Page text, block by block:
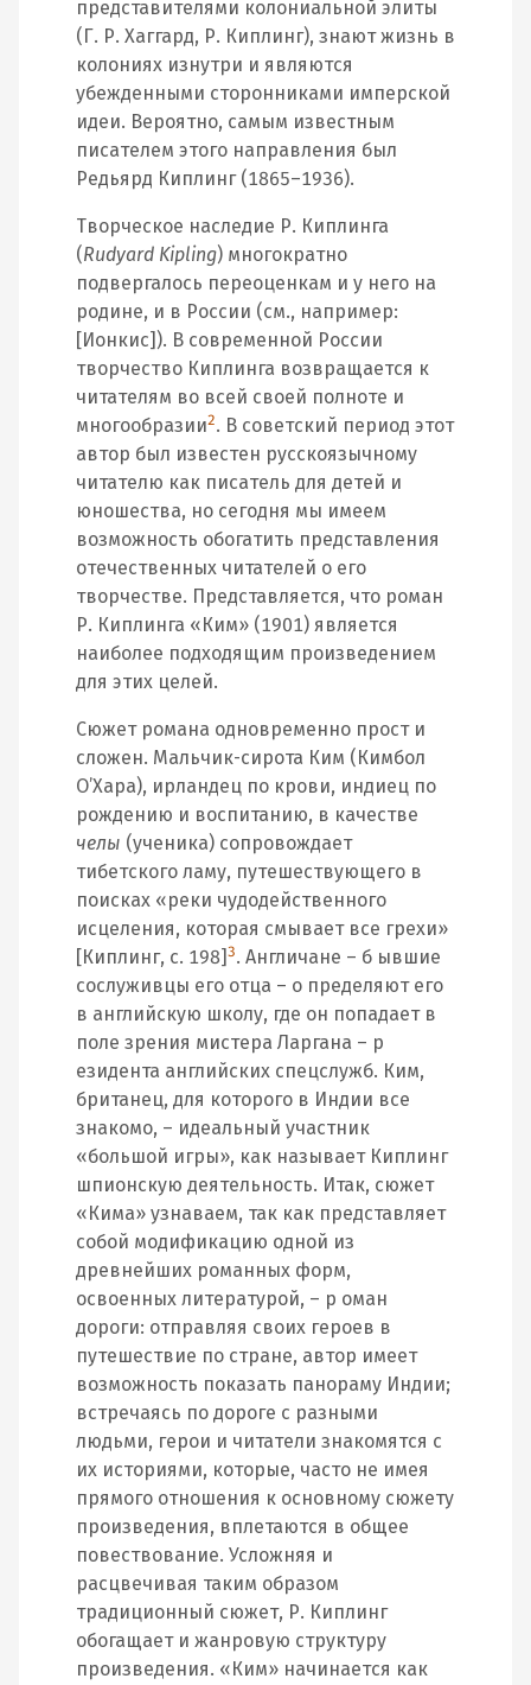
представителями колониальной элиты
(Г. Р. Хаггард, Р. Киплинг), знают жизнь в
колониях изнутри и являются
убежденными сторонниками имперской
идеи. Вероятно, самым известным
писателем этого направления был
Редьярд Киплинг (1865–1936).
Творческое наследие Р. Киплинга
(Rudyard Kipling) многократно
подвергалось переоценкам и у него на
родине, и в России (см., например:
[Ионкис]). В современной России
творчество Киплинга возвращается к
читателям во всей своей полноте и
многообразии2. В советский период этот
автор был известен русскоязычному
читателю как писатель для детей и
юношества, но сегодня мы имеем
возможность обогатить представления
отечественных читателей о его
творчестве. Представляется, что роман
Р. Киплинга «Ким» (1901) является
наиболее подходящим произведением
для этих целей.
Сюжет романа одновременно прост и
сложен. Мальчик‐сирота Ким (Кимбол
О’Хара), ирландец по крови, индиец по
рождению и воспитанию, в качестве
челы (ученика) сопровождает
тибетского ламу, путешествующего в
поисках «реки чудодейственного
исцеления, которая смывает все грехи»
[Киплинг, с. 198] 3. Англичане – б ывшие
сослуживцы его отца – о пределяют его
в английскую школу, где он попадает в
поле зрения мистера Ларгана – р
езидента английских спецслужб. Ким,
британец, для которого в Индии все
знакомо, – идеальный участник
«большой игры», как называет Киплинг
шпионскую деятельность. Итак, сюжет
«Кима» узнаваем, так как представляет
собой модификацию одной из
древнейших романных форм,
освоенных литературой, – р оман
дороги: отправляя своих героев в
путешествие по стране, автор имеет
возможность показать панораму Индии;
встречаясь по дороге с разными
людьми, герои и читатели знакомятся с
их историями, которые, часто не имея
прямого отношения к основному сюжету
произведения, вплетаются в общее
повествование. Усложняя и
расцвечивая таким образом
традиционный сюжет, Р. Киплинг
обогащает и жанровую структуру
произведения. «Ким» начинается как